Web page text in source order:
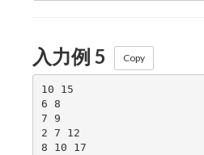
入力例 5 Copy
10 15
6 8
7 9
2 7 12
8 10 17